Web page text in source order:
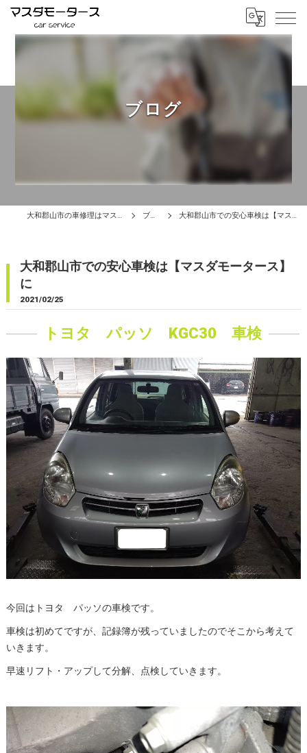
ブログ
大和郡山市の車修理はマスダモータース ブログ 大和郡山市での安心車検は【マスダモータース】に
大和郡山市での安心車検は【マスダモータース】
に
2021/02/25
トヨタ パッソ KGC30 車検
今回はトヨタ パッソの車検です。
車検は初めてですが、記録簿が残っていましたのでそこから考えて
いきます。
早速リフト・アップして分解、点検していきます。